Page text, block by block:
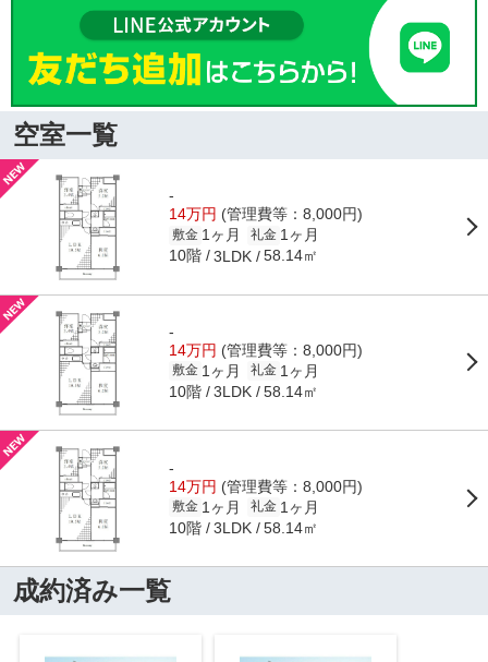
空室一覧
-
14万円 (管理費等：8,000円)
敷金 1ヶ月 礼金 1ヶ月
10階 3LDK 58.14㎡
-
14万円 (管理費等：8,000円)
敷金 1ヶ月 礼金 1ヶ月
10階 3LDK 58.14㎡
-
14万円 (管理費等：8,000円)
敷金 1ヶ月 礼金 1ヶ月
10階 3LDK 58.14㎡
成約済み一覧